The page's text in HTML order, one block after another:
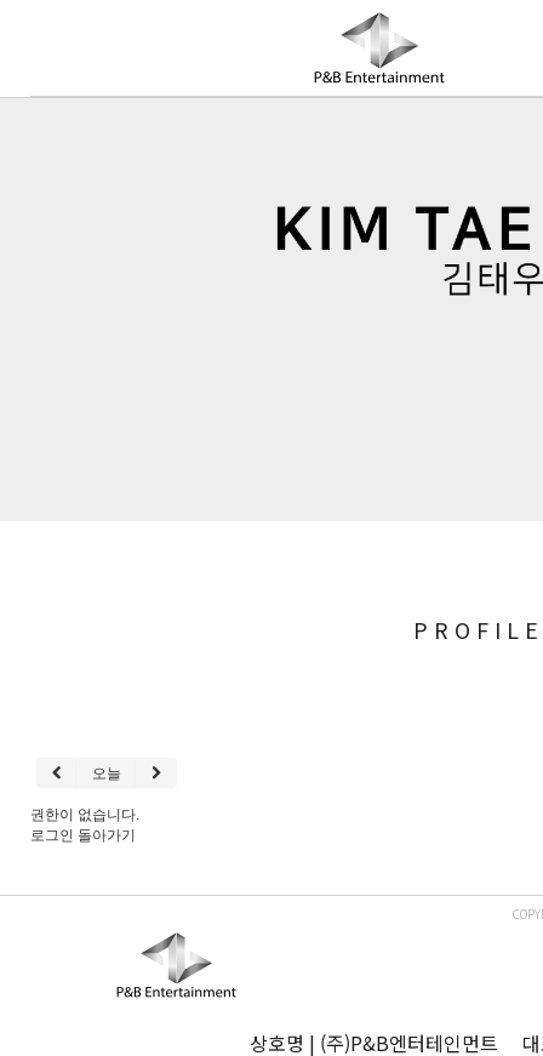
COMPANY
PROFILE
오늘
권한이 없습니다.
로그인 돌아가기
상호명 | (주)P&B엔터테인먼트